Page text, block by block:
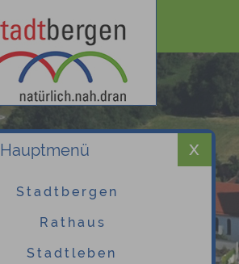
Hauptmenü
Stadtbergen
Rathaus
Stadtleben